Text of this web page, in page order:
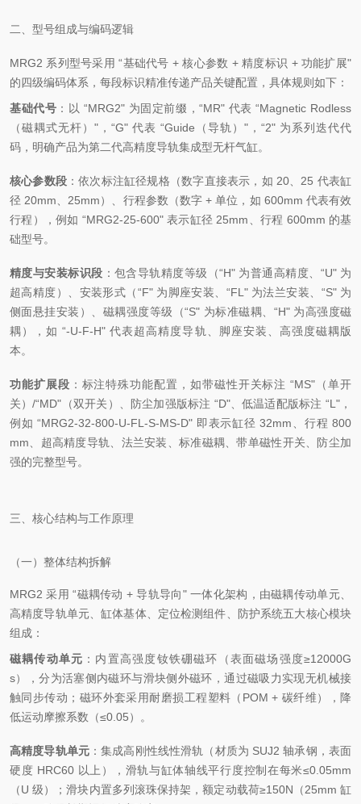
二、型号组成与编码逻辑
MRG2 系列型号采用 “基础代号 + 核心参数 + 精度标识 + 功能扩展"
的四级编码体系，每段标识精准传递产品关键配置，具体规则如下：
基础代号 ：以 “MRG2" 为固定前缀，“MR" 代表 “Magnetic Rodless
（磁耦式无杆）"，“G" 代表 “Guide（导轨）"，“2" 为系列迭代代
码，明确产品为第二代高精度导轨集成型无杆气缸。
核心参数段 ：依次标注缸径规格（数字直接表示，如 20、25 代表缸
径 20mm、25mm）、行程参数（数字 + 单位，如 600mm 代表有效
行程），例如 “MRG2-25-600" 表示缸径 25mm、行程 600mm 的基
础型号。
精度与安装标识段 ：包含导轨精度等级（“H" 为普通高精度、“U" 为
超高精度）、安装形式（“F" 为脚座安装、“FL" 为法兰安装、“S" 为
侧面悬挂安装）、磁耦强度等级（“S" 为标准磁耦、“H" 为高强度磁
耦），如 “-U-F-H" 代表超高精度导轨、脚座安装、高强度磁耦版
本。
功能扩展段 ：标注特殊功能配置，如带磁性开关标注 “MS"（单开
关）/“MD"（双开关）、防尘加强版标注 “D"、低温适配版标注 “L"，
例如 “MRG2-32-800-U-FL-S-MS-D" 即表示缸径 32mm、行程 800
mm、超高精度导轨、法兰安装、标准磁耦、带单磁性开关、防尘加
强的完整型号。
三、核心结构与工作原理
（一）整体结构拆解
MRG2 采用 “磁耦传动 + 导轨导向" 一体化架构，由磁耦传动单元、
高精度导轨单元、缸体基体、定位检测组件、防护系统五大核心模块
组成：
磁耦传动单元 ：内置高强度钕铁硼磁环（表面磁场强度≥12000G
s），分为活塞侧内磁环与滑块侧外磁环，通过磁吸力实现无机械接
触同步传动；磁环外套采用耐磨损工程塑料（POM + 碳纤维），降
低运动摩擦系数（≤0.05）。
高精度导轨单元 ：集成高刚性线性滑轨（材质为 SUJ2 轴承钢，表面
硬度 HRC60 以上），滑轨与缸体轴线平行度控制在每米≤0.05mm
（U 级）；滑块内置多列滚珠保持架，额定动载荷≥150N（25mm 缸